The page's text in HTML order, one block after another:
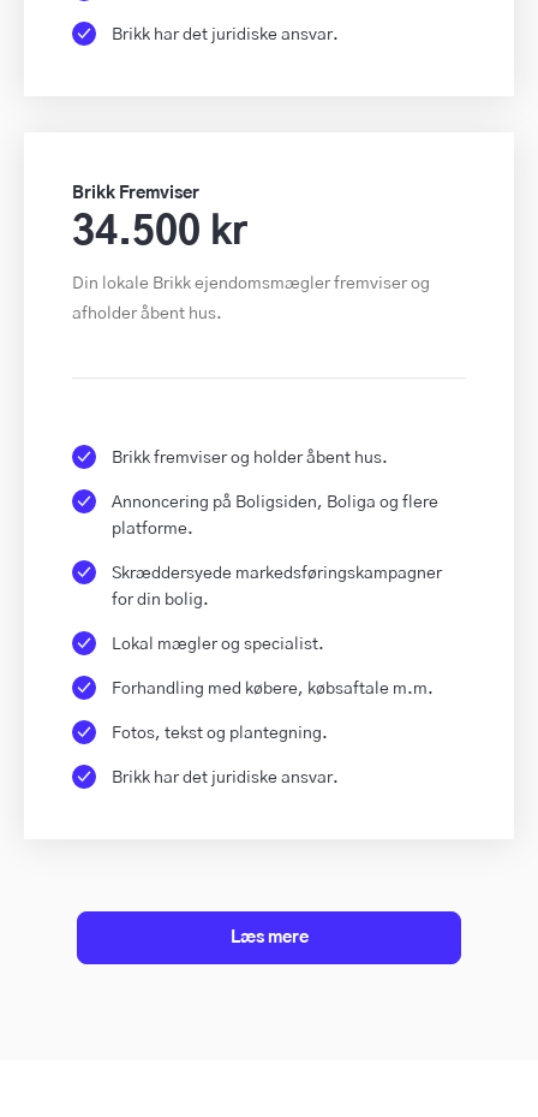
Brikk har det juridiske ansvar.
Brikk Fremviser
34.500 kr
Din lokale Brikk ejendomsmægler fremviser og
afholder åbent hus.
Brikk fremviser og holder åbent hus.
Annoncering på Boligsiden, Boliga og flere
platforme.
Skræddersyede markedsføringskampagner
for din bolig.
Lokal mægler og specialist.
Forhandling med købere, købsaftale m.m.
Fotos, tekst og plantegning.
Brikk har det juridiske ansvar.
Læs mere